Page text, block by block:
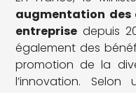
augmentation des
entreprise depuis
également des
promotion de la
l’innovation.